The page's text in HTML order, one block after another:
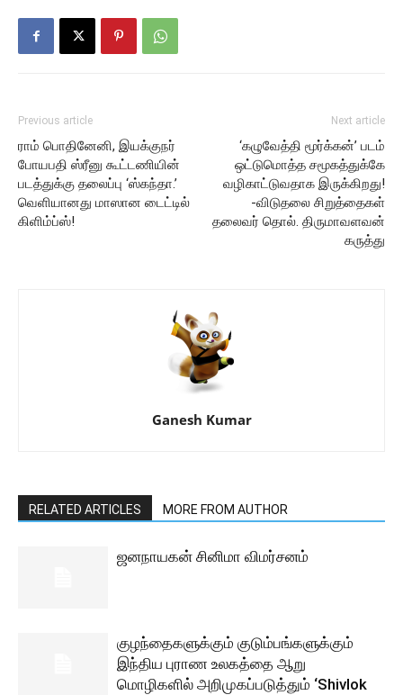
Previous article
ராம் பொதினேனி, இயக்குநர்
போயபதி ஸ்ரீனு கூட்டணியின்
படத்துக்கு தலைப்பு ‘ஸ்கந்தா.’
வெளியானது மாஸான டைட்டில்
கிளிம்ப்ஸ்!
Next article
‘கழுவேத்தி மூர்க்கன்’ படம்
ஒட்டுமொத்த சமூகத்துக்கே
வழிகாட்டுவதாக இருக்கிறது!
-விடுதலை சிறுத்தைகள்
தலைவர் தொல். திருமாவளவன்
கருத்து
Ganesh Kumar
RELATED ARTICLES MORE FROM AUTHOR
ஜனநாயகன் சினிமா விமர்சனம்
குழந்தைகளுக்கும் குடும்பங்களுக்கும்
இந்திய புராண உலகத்தை ஆறு
மொழிகளில் அறிமுகப்படுத்தும் ‘Shivlok